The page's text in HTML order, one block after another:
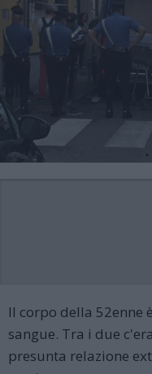
Il corpo della 52enne
sangue. Tra i due
presunta relazione